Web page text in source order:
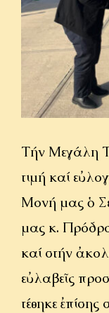
Τήν Μεγάλη
τιμή καί
Μονή μας ὁ
μας κ.
καί στήν
εὐλαβεῖς
τέθηκε